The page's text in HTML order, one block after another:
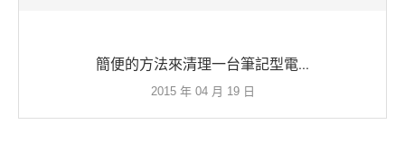
簡便的方法來清理一台筆記型電...
2015 年 04 月 19 日